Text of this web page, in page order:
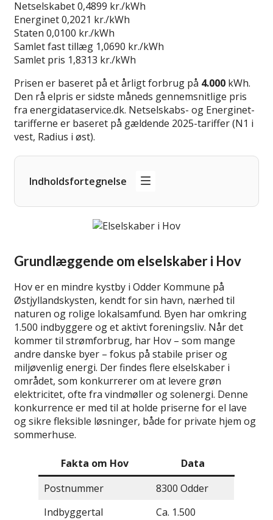
Netselskabet0,4899 kr./kWh
Energinet0,2021 kr./kWh
Staten 0,0100 kr./kWh
Samlet fast tillæg 1,0690 kr./kWh
Samlet pris 1,8313 kr./kWh
Prisen er baseret på et årligt forbrug på 4.000 kWh.
Den rå elpris er sidste måneds gennemsnitlige pris
fra energidataservice.dk. Netselskabs- og Energinet-
tarifferne er baseret på gældende 2025-tariffer (N1 i
vest, Radius i øst).
Indholdsfortegnelse
Grundlæggende om elselskaber i Hov
Hov er en mindre kystby i Odder Kommune på
Østjyllandskysten, kendt for sin havn, nærhed til
naturen og rolige lokalsamfund. Byen har omkring
1.500 indbyggere og et aktivt foreningsliv. Når det
kommer til strømforbrug, har Hov – som mange
andre danske byer – fokus på stabile priser og
miljøvenlig energi. Der findes flere elselskaber i
området, som konkurrerer om at levere grøn
elektricitet, ofte fra vindmøller og solenergi. Denne
konkurrence er med til at holde priserne for el lave
og sikre fleksible løsninger, både for private hjem og
sommerhuse.
Fakta om Hov
Data
Postnummer
8300 Odder
Indbyggertal
Ca. 1.500